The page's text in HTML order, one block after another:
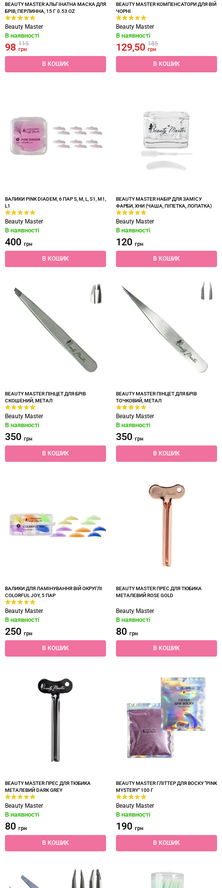
BEAUTY MASTER АЛЬГІНАТНА МАСКА ДЛЯ
БРІВ, ПЕРЛИННА, 15 Г 0.53 OZ
Beauty Master
В наявності
98 115
грн
В КОШИК
BEAUTY MASTER КОМПЕНСАТОРИ ДЛЯ ВІЙ
ЧОРНІ
Beauty Master
В наявності
129,50 185
грн
В КОШИК
ВАЛИКИ PINK DIADEM, 6 ПАР S, M, L, S1, M1,
L1
Beauty Master
В наявності
400 грн
В КОШИК
BEAUTY MASTER НАБІР ДЛЯ ЗАМІСУ
ФАРБИ, ХНИ (ЧАША, ПІПЕТКА, ЛОПАТКА)
Beauty Master
В наявності
120 грн
В КОШИК
BEAUTY MASTER ПІНЦЕТ ДЛЯ БРІВ
СКОШЕНИЙ, МЕТАЛ
Beauty Master
В наявності
350 грн
В КОШИК
BEAUTY MASTER ПІНЦЕТ ДЛЯ БРІВ
ТОЧКОВИЙ, МЕТАЛ
Beauty Master
В наявності
350 грн
В КОШИК
ВАЛИКИ ДЛЯ ЛАМІНУВАННЯ ВІЙ ОКРУГЛІ
COLORFUL JOY, 5 ПАР
Beauty Master
В наявності
250 грн
В КОШИК
BEAUTY MASTER ПРЕС ДЛЯ ТЮБИКА
МЕТАЛЕВИЙ ROSE GOLD
Beauty Master
В наявності
80 грн
В КОШИК
BEAUTY MASTER ПРЕС ДЛЯ ТЮБИКА
МЕТАЛЕВИЙ DARK GREY
Beauty Master
В наявності
80 грн
В КОШИК
BEAUTY MASTER ГЛІТТЕР ДЛЯ ВОСКУ "PINK
MYSTERY" 100 Г
Beauty Master
В наявності
190 грн
В КОШИК